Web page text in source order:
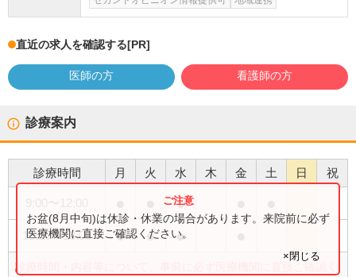
直近の求人を確認する[PR]
医師の方 看護師の方
診療案内
診療時間 月 火 水 木 金 土 日 祝
●
15:00〜18:00 ● ● ●
診療時間・内容等について、事前に必ず医療機関に直接ご確認く
お盆(8月中旬)は休診・休業の場合があります。来院前に必ず
医療機関に直接ご確認ください。
×閉じる